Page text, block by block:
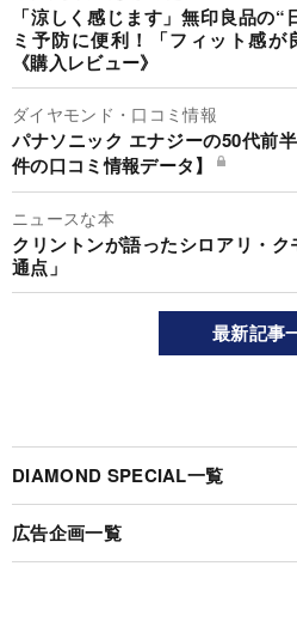
「涼しく感じます」無印良品の
ミ予防に便利！「フィット感が
《購入レビュー》
ダイヤモンド・口コミ情報
パナソニック エナジーの50代前
件の口コミ情報データ】
ニュースな本
クリントンが語ったシロアリ・
通点」
最新記事
DIAMOND SPECIAL一覧
広告企画一覧